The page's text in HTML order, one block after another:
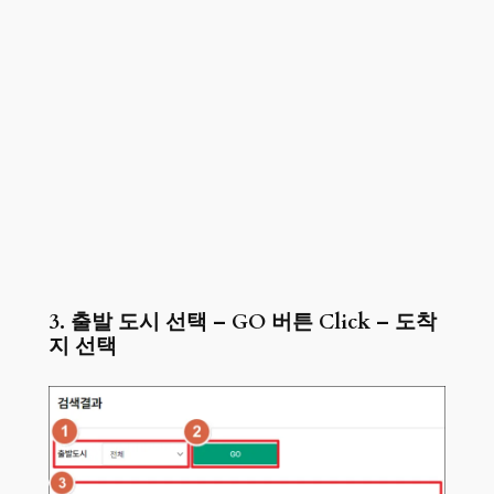
3. 출발 도시 선택 – GO 버튼 Click – 도착
지 선택